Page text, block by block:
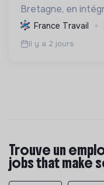
Bretagne, en
sociale par une
France Travail
Il y a 2 jours
Trouve un
jobs that make